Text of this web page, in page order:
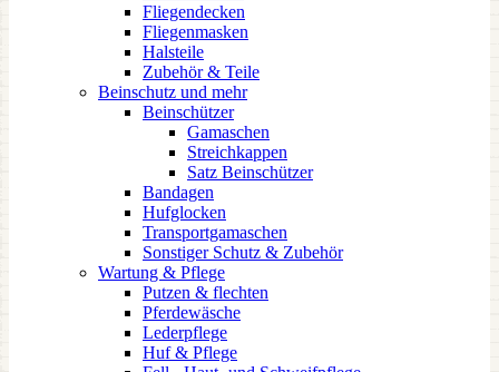
Fliegendecken
Fliegenmasken
Halsteile
Zubehör & Teile
Beinschutz und mehr
Beinschützer
Gamaschen
Streichkappen
Satz Beinschützer
Bandagen
Hufglocken
Transportgamaschen
Sonstiger Schutz & Zubehör
Wartung & Pflege
Putzen & flechten
Pferdewäsche
Lederpflege
Huf & Pflege